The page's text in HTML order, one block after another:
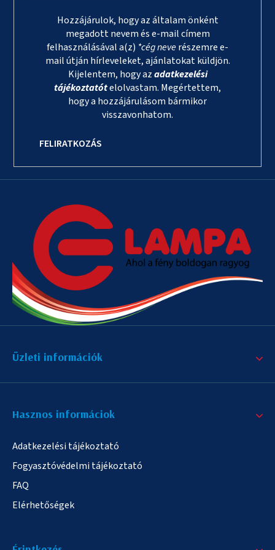
Hozzájárulok, hogy az általam önként
megadott nevem és e-mail címem
felhasználásával a(z) *cég neverészemre e-
mail útján hírleveleket, ajánlatokat küldjön.
Kijelentem, hogy azadatkezelési
tájékoztatótelolvastam. Megértettem,
hogy a hozzájárulásom bármikor
visszavonhatom.
FELIRATKOZÁS
Üzleti információk
Hasznos informáciok
Adatkezelési tájékoztató
Fogyasztóvédelmi tájékoztató
FAQ
Elérhetőségek